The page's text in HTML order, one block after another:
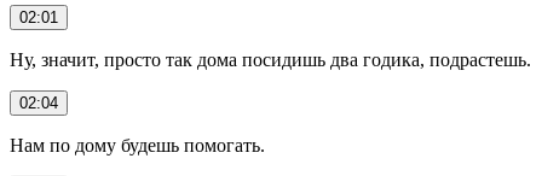
02:01
Ну, значит, просто так дома посидишь два годика, подрастешь.
02:04
Нам по дому будешь помогать.